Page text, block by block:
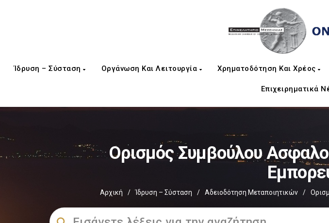
Ίδρυση – Σύσταση Οργάνωση Και Λειτουργία Χρηματοδότηση Και Χρέος
Επιχειρηματικά
Ορισμός Συμβούλου
Αρχική / Ίδρυση – Σύσταση / Αδειοδότηση Μεταποιητικών /